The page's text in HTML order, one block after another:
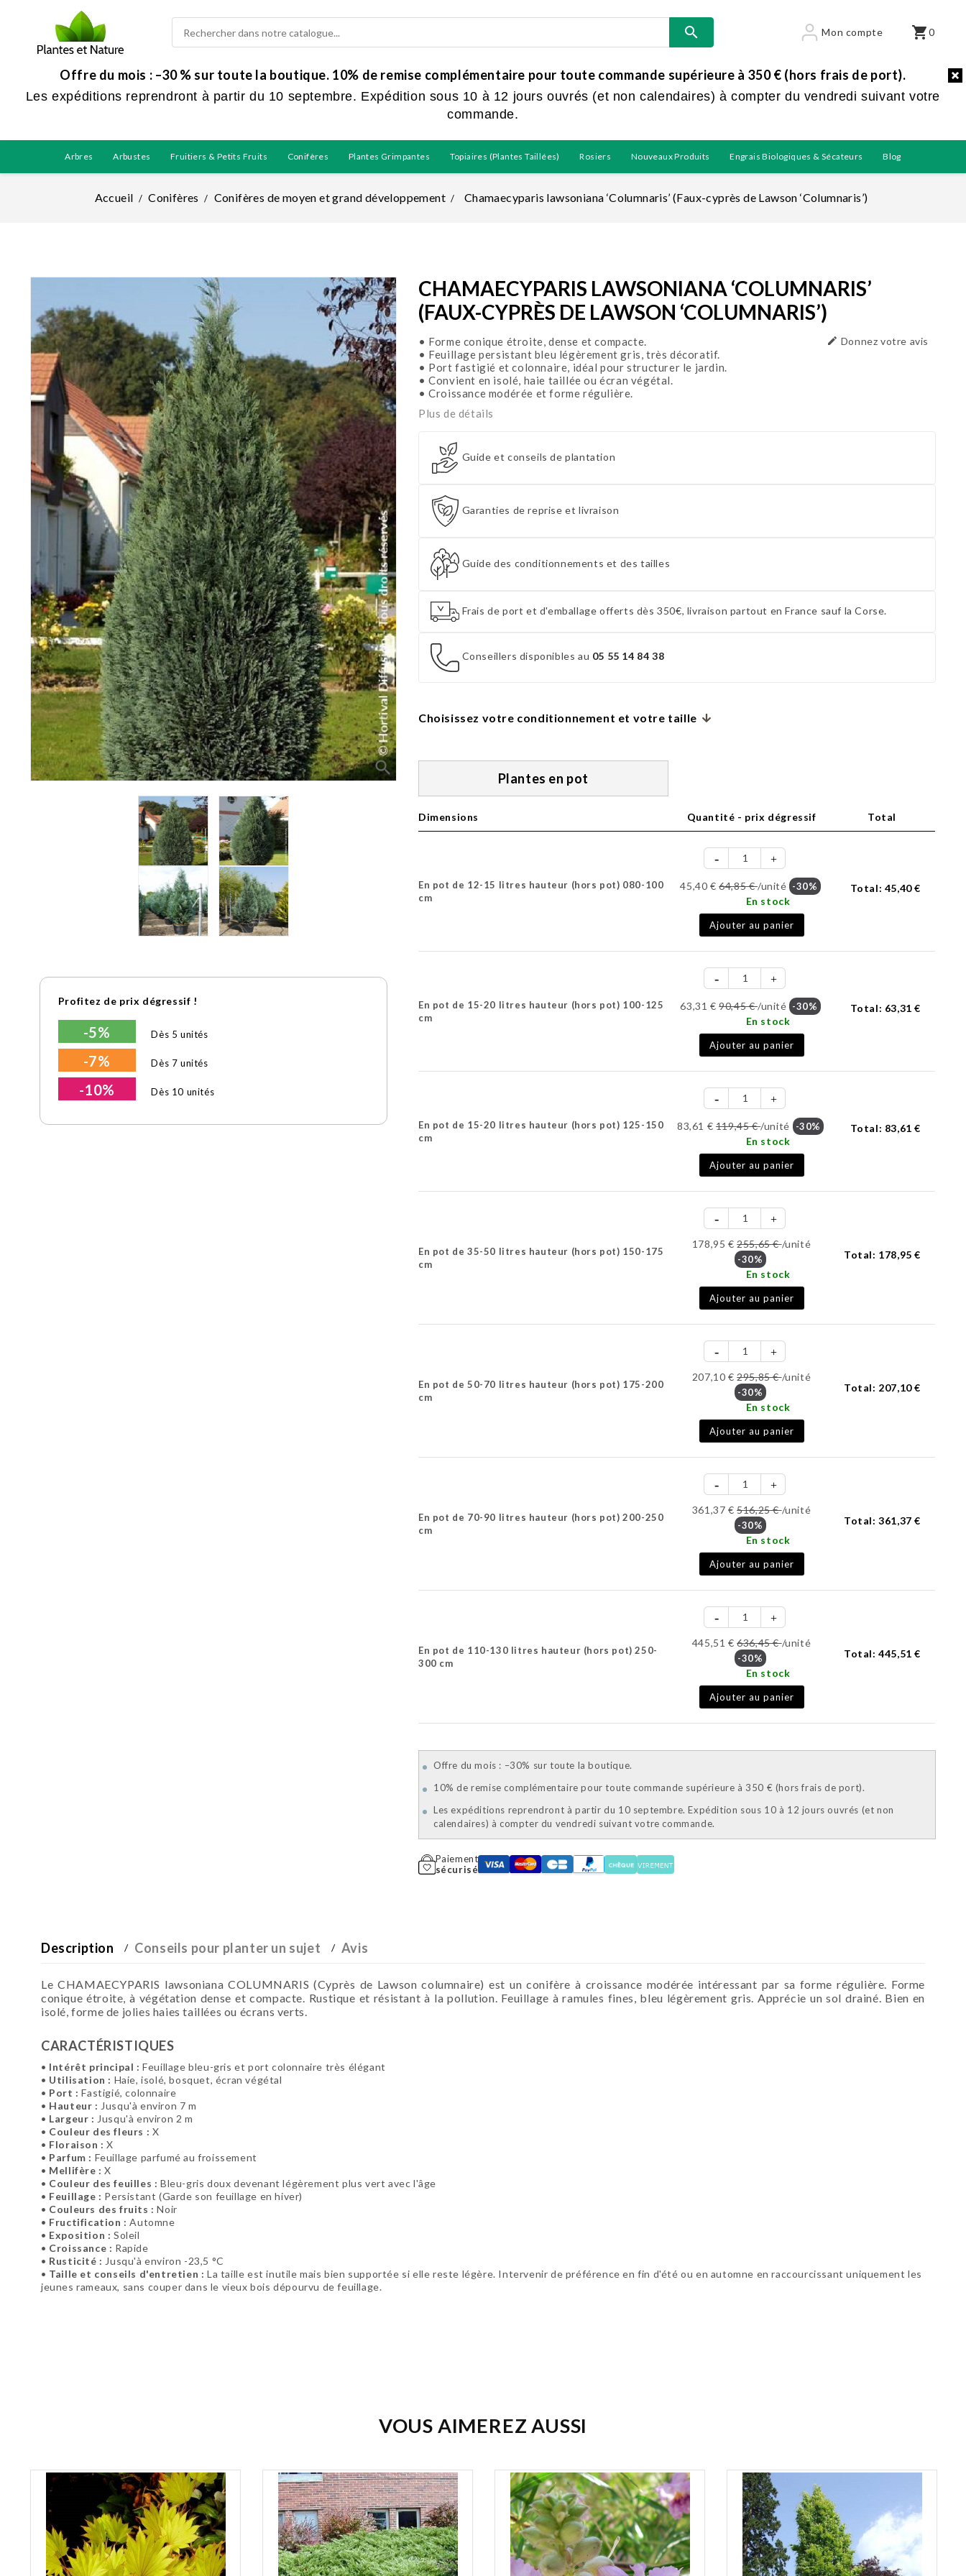
Offre du mois : –30 % sur toute la boutique. 10% de remise complémentaire pour toute commande supérieure à 350 € (hors frais de port).
Les expéditions reprendront à partir du 10 septembre. Expédition sous 10 à 12 jours ouvrés (et non calendaires) à compter du vendredi suivant votre
commande.
 Mon compte shopping_cart0
Arbres Arbustes Fruitiers & Petits Fruits Conifères Plantes Grimpantes Topiaires (plantes Taillées) Rosiers Nouveaux Produits Engrais Biologiques & Sécateurs Blog
Accueil Conifères Conifères de moyen et grand développement Chamaecyparis lawsoniana ‘Columnaris’ (Faux-cyprès de Lawson ‘Columnaris’)
search
Profitez de prix dégressif !
-5% Dès 5 unités
-7% Dès 7 unités
-10% Dès 10 unités
CHAMAECYPARIS LAWSONIANA ‘COLUMNARIS’
(FAUX-CYPRÈS DE LAWSON ‘COLUMNARIS’)
 Donnez votre avis
• Forme conique étroite, dense et compacte.
• Feuillage persistant bleu légèrement gris, très décoratif.
• Port fastigié et colonnaire, idéal pour structurer le jardin.
• Convient en isolé, haie taillée ou écran végétal.
• Croissance modérée et forme régulière.
Plus de détails
Guide et conseils de plantation
Garanties de reprise et livraison
Guide des conditionnements et des tailles
Frais de port et d'emballage offerts dès 350€, livraison partout en France sauf la Corse.
Conseillers disponibles au 05 55 14 84 38
Choisissez votre conditionnement et votre taille
Plantes en pot
Dimensions Quantité - prix dégressif Total
En pot de 12-15 litres hauteur (hors pot) 080-100
cm
45,40 €64,85 €/unité -30%
En stock
Ajouter au panier
Total: 45,40 €
En pot de 15-20 litres hauteur (hors pot) 100-125
cm
63,31 €90,45 €/unité -30%
En stock
Ajouter au panier
Total: 63,31 €
En pot de 15-20 litres hauteur (hors pot) 125-150
cm
83,61 € 119,45 €/unité -30%
En stock
Ajouter au panier
Total: 83,61 €
En pot de 35-50 litres hauteur (hors pot) 150-175
cm
178,95 €255,65 €/unité
-30%
En stock
Ajouter au panier
Total: 178,95 €
En pot de 50-70 litres hauteur (hors pot) 175-200
cm
207,10 €295,85 €/unité
-30%
En stock
Ajouter au panier
Total: 207,10 €
En pot de 70-90 litres hauteur (hors pot) 200-250
cm
361,37 €516,25 €/unité
-30%
En stock
Ajouter au panier
Total:361,37 €
En pot de 110-130 litres hauteur (hors pot) 250-
300 cm
445,51 €636,45 €/unité
-30%
En stock
Ajouter au panier
Total:445,51 €
Offre du mois : –30% sur toute la boutique.
10% de remise complémentaire pour toute commande supérieure à 350 € (hors frais de port).
Les expéditions reprendront à partir du 10 septembre. Expédition sous 10 à 12 jours ouvrés (et non
calendaires) à compter du vendredi suivant votre commande.
Paiement
sécurisé
Description Conseils pour planter un sujet Avis
Le CHAMAECYPARIS lawsoniana COLUMNARIS (Cyprès de Lawson columnaire) est un conifère à croissance modérée intéressant par sa forme régulière. Forme
conique étroite, à végétation dense et compacte. Rustique et résistant à la pollution. Feuillage à ramules fines, bleu légèrement gris. Apprécie un sol drainé. Bien en
isolé, forme de jolies haies taillées ou écrans verts.
CARACTÉRISTIQUES
• Intérêt principal : Feuillage bleu-gris et port colonnaire très élégant
• Utilisation : Haie, isolé, bosquet, écran végétal
• Port : Fastigié, colonnaire
• Hauteur : Jusqu'à environ 7 m
• Largeur : Jusqu'à environ 2 m
• Couleur des fleurs : X
• Floraison : X
• Parfum : Feuillage parfumé au froissement
• Mellifère : X
• Couleur des feuilles : Bleu-gris doux devenant légèrement plus vert avec l'âge
• Feuillage : Persistant (Garde son feuillage en hiver)
• Couleurs des fruits : Noir
• Fructification : Automne
• Exposition : Soleil
• Croissance : Rapide
• Rusticité : Jusqu'à environ -23,5 °C
• Taille et conseils d'entretien : La taille est inutile mais bien supportée si elle reste légère. Intervenir de préférence en fin d'été ou en automne en raccourcissant uniquement les
jeunes rameaux, sans couper dans le vieux bois dépourvu de feuillage.
VOUS AIMEREZ AUSSI